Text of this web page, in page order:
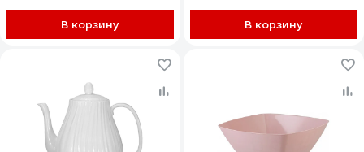
В корзину
стеклянно-стальной крышкой,
нержавеющая сталь 18/10, 3
В корзину